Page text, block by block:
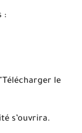
:
le
s’ouvrira.